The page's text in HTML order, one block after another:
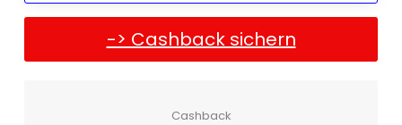
-> Cashback sichern
Cashback